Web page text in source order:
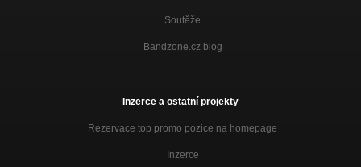
Soutěže
Bandzone.cz blog
Inzerce a ostatní projekty
Rezervace top promo pozice na homepage
Inzerce